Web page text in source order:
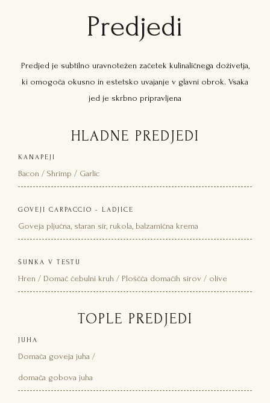
Predjedi
Predjed je subtilno uravnotežen začetek kulinaličnega doživetja,
ki omogoča okusno in estetsko uvajanje v glavni obrok. Vsaka
jed je skrbno pripravljena
HLADNE PREDJEDI
KANAPEJI
Bacon / Shrimp / Garlic
GOVEJI CARPACCIO - LADJICE
Goveja pljučna, staran sir, rukola, balzamična krema
ŠUNKA V TESTU
Hren / Domač čebulni kruh / Ploščča domačih sirov / olive
TOPLE PREDJEDI
JUHA
Domača goveja juha /
domača gobova juha